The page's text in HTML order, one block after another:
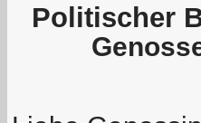
Politischer